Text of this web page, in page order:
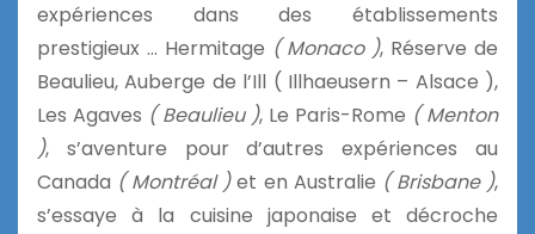
expériences dans des établissements
prestigieux … Hermitage ( Monaco ), Réserve de
Beaulieu, Auberge de l’Ill ( Illhaeusern – Alsace ),
Les Agaves ( Beaulieu ), Le Paris-Rome ( Menton
), s’aventure pour d’autres expériences au
Canada ( Montréal )et en Australie ( Brisbane ),
s’essaye à la cuisine japonaise et décroche